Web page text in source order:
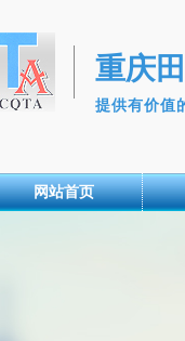
重庆
提供有价值
网站首页